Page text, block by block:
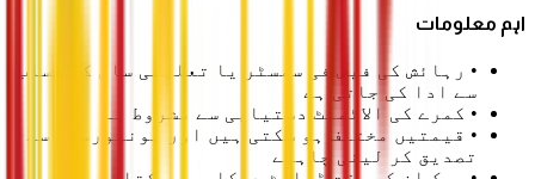
اہم معلومات
• رہائش کی فیس فی سمسٹر یا تعلیمی سال کے حساب
سے ادا کی جاتی ہے
• کمرے کی الاٹمنٹ دستیابی سے مشروط ہے
• قیمتیں مختلف ہو سکتی ہیں اور یونیورسٹی سے
تصدیق کر لینی چاہیے